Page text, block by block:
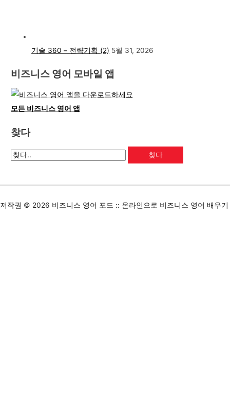
기술 360 – 전략기획 (2) 5월 31, 2026
비즈니스 영어 모바일 앱
모든 비즈니스 영어 앱
찾다
저작권 © 2026 비즈니스 영어 포드 :: 온라인으로 비즈니스 영어 배우기